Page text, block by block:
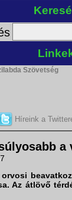
Szövetség
Híreink a
a
Az átlövő